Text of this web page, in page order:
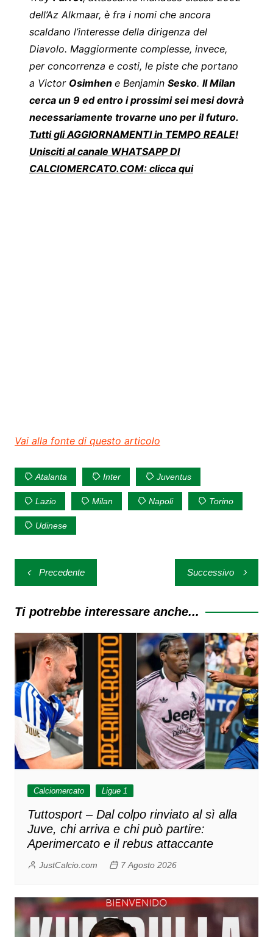
dell’Az Alkmaar, è fra i nomi che ancora
scaldano l’interesse della dirigenza del
Diavolo. Maggiormente complesse, invece,
per concorrenza e costi, le piste che portano
a Victor Osimhen e Benjamin Sesko. Il Milan
cerca un 9 ed entro i prossimi sei mesi dovrà
necessariamente trovarne uno per il futuro.
Tutti gli AGGIORNAMENTI in TEMPO REALE!
Unisciti al canale WHATSAPP DI
CALCIOMERCATO.COM: clicca qui
Vai alla fonte di questo articolo
Atalanta Inter Juventus
Lazio Milan Napoli Torino
Udinese
Navigazione
articoli
Precedente Successivo
Ti potrebbe interessare anche...
Calciomercato Ligue 1
Tuttosport – Dal colpo rinviato al sì alla
Juve, chi arriva e chi può partire:
Aperimercato e il rebus attaccante
JustCalcio.com 7 Agosto 2026